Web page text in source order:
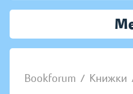
Bookforum / Книжки